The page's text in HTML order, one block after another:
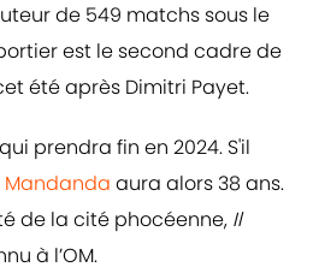
de 549 matchs sous le
est le second cadre de
été après Dimitri Payet.
prendra fin en 2024. S'il
Mandanda aura alors 38 ans.
de la cité phocéenne, Il
à l’OM.